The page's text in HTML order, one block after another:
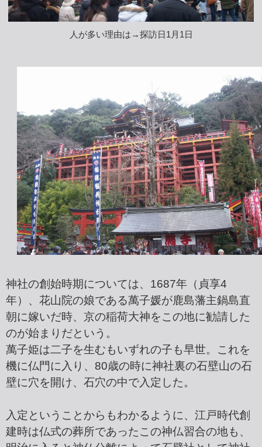
人が多い理由は→探訪日1月1日
神社の創始時期については、1687年（貞享4
年）、花山院の娘である萬子媛が鹿島藩主鍋島直
朝に嫁いだ時、京の稲荷大神をこの地に勧請した
のが始まりだという。
萬子姫は二子を生むもいずれの子も早世。これを
機に仏門に入り、80歳の時に神社裏の石壁山の石
壁に穴を開け、石穴の中で入定した。
入定ということからもわかるように、江戸時代創
建時は仏式の葬所であったこの神仏習合の地も、